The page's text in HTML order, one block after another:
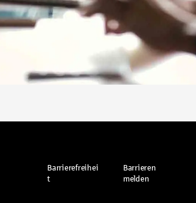
Barrierefreihei
t
Barrieren
melden